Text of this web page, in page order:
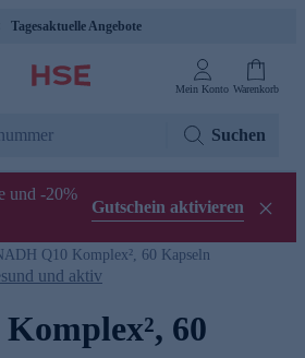
Tagesaktuelle Angebote
Mein Konto Warenkorb
Suchen
und -20%
Gutschein aktivieren
Q10 Komplex², 60 Kapseln
und aktiv
60